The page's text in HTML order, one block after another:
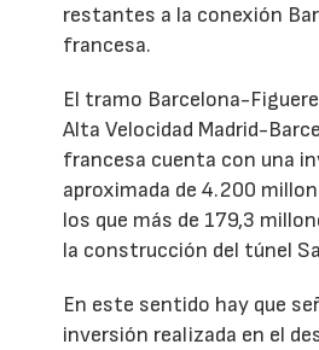
restantes a la conexión
francesa.
El tramo Barcelona-
Alta Velocidad Madrid-
francesa cuenta con una
aproximada de 4.200
los que más de 179,3
la construcción del túnel
En este sentido hay que
inversión realizada en el